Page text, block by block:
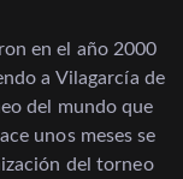
en el año 2000
a Vilagarcía de
del mundo que
unos meses se
del torneo